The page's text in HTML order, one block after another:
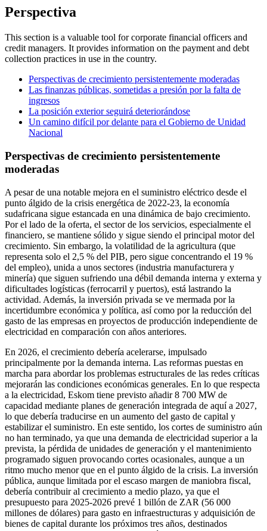
Perspectiva
This section is a valuable tool for corporate financial officers and
credit managers. It provides information on the payment and debt
collection practices in use in the country.
Perspectivas de crecimiento persistentemente moderadas
Las finanzas públicas, sometidas a presión por la falta de
ingresos
La posición exterior seguirá deteriorándose
Un camino difícil por delante para el Gobierno de Unidad
Nacional
Perspectivas de crecimiento persistentemente
moderadas
A pesar de una notable mejora en el suministro eléctrico desde el
punto álgido de la crisis energética de 2022-23, la economía
sudafricana sigue estancada en una dinámica de bajo crecimiento.
Por el lado de la oferta, el sector de los servicios, especialmente el
financiero, se mantiene sólido y sigue siendo el principal motor del
crecimiento. Sin embargo, la volatilidad de la agricultura (que
representa solo el 2,5 % del PIB, pero sigue concentrando el 19 %
del empleo), unida a unos sectores (industria manufacturera y
minería) que siguen sufriendo una débil demanda interna y externa y
dificultades logísticas (ferrocarril y puertos), está lastrando la
actividad. Además, la inversión privada se ve mermada por la
incertidumbre económica y política, así como por la reducción del
gasto de las empresas en proyectos de producción independiente de
electricidad en comparación con años anteriores.
En 2026, el crecimiento debería acelerarse, impulsado
principalmente por la demanda interna. Las reformas puestas en
marcha para abordar los problemas estructurales de las redes críticas
mejorarán las condiciones económicas generales. En lo que respecta
a la electricidad, Eskom tiene previsto añadir 8 700 MW de
capacidad mediante planes de generación integrada de aquí a 2027,
lo que debería traducirse en un aumento del gasto de capital y
estabilizar el suministro. En este sentido, los cortes de suministro aún
no han terminado, ya que una demanda de electricidad superior a la
prevista, la pérdida de unidades de generación y el mantenimiento
programado siguen provocando cortes ocasionales, aunque a un
ritmo mucho menor que en el punto álgido de la crisis. La inversión
pública, aunque limitada por el escaso margen de maniobra fiscal,
debería contribuir al crecimiento a medio plazo, ya que el
presupuesto para 2025-2026 prevé 1 billón de ZAR (56 000
millones de dólares) para gasto en infraestructuras y adquisición de
bienes de capital durante los próximos tres años, destinados